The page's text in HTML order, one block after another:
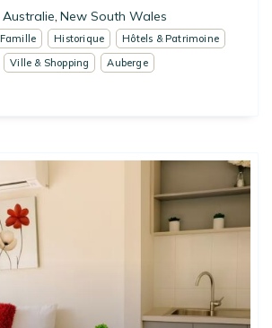
Australie New South Wales
Famille Historique
Hôtels & Patrimoine
Ville & Shopping
Auberge